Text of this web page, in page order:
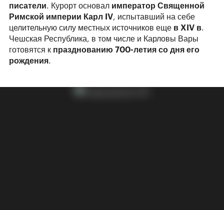
писатели. Курорт основал император Священной
Римской империи Карл IV, испытавший на себе
целительную силу местных источников еще в XIV в.
Чешская Республика, в том числе и Карловы Вары
готовятся к празднованию 700-летия со дня его
рождения.